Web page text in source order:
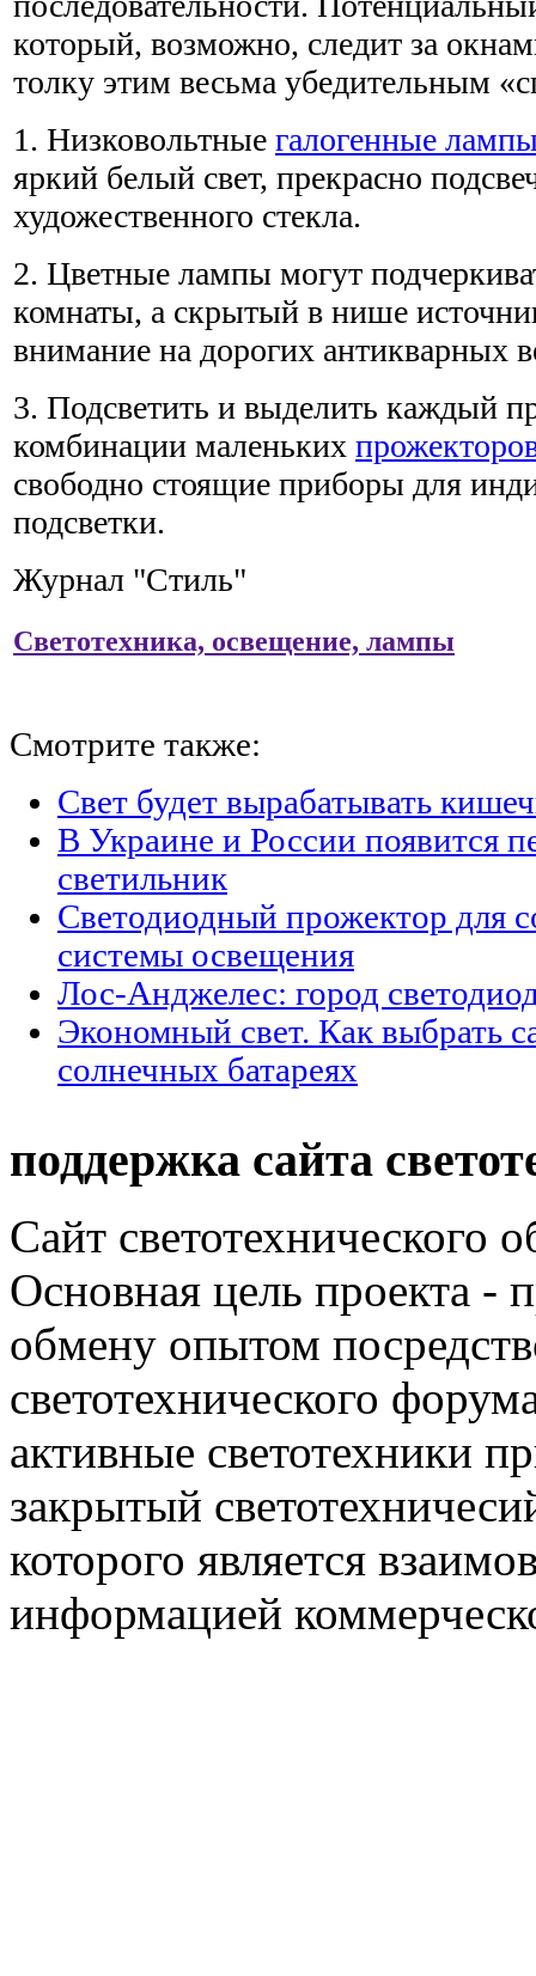
который, возможно, следит за
толку этим весьма убедительным
1. Низковольтные галогенные
яркий белый свет, прекрасно
художественного стекла.
2. Цветные лампы могут
комнаты, а скрытый в нише
внимание на дорогих антикварных
3. Подсветить и выделить каждый
комбинации маленьких
свободно стоящие приборы для
подсветки.
Журнал "Стиль"
Светотехника, освещение, лампы
Смотрите также:
Свет будет вырабатывать
В Украине и России появится
светильник
Светодиодный прожектор для
системы освещения
Лос-Анджелес: город
Экономный свет. Как выбрать
солнечных батареях
поддержка сайта
Сайт светотехнического
Основная цель проекта -
обмену опытом
светотехнического
активные светотехники
закрытый
которого является
информацией